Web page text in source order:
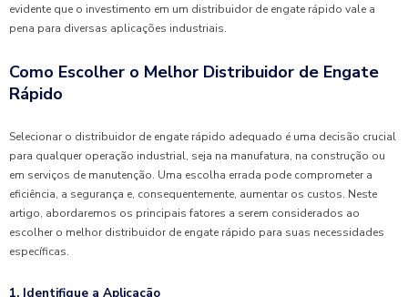
evidente que o investimento em um distribuidor de engate rápido vale a
pena para diversas aplicações industriais.
Como Escolher o Melhor Distribuidor de Engate
Rápido
Selecionar o distribuidor de engate rápido adequado é uma decisão crucial
para qualquer operação industrial, seja na manufatura, na construção ou
em serviços de manutenção. Uma escolha errada pode comprometer a
eficiência, a segurança e, consequentemente, aumentar os custos. Neste
artigo, abordaremos os principais fatores a serem considerados ao
escolher o melhor distribuidor de engate rápido para suas necessidades
específicas.
1. Identifique a Aplicação